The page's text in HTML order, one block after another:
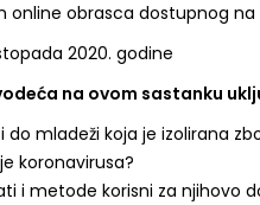
online obrasca dostupnog
2020. godine
na ovom sastanku
do mladeži koja je izolirana
koronavirusa?
i metode korisni za njihovo